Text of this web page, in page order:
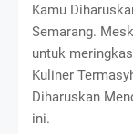
Kamu
Semarang.
untuk
Kuliner
Diharuskan
ini.